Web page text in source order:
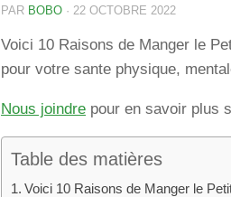
PAR BOBO · 22 OCTOBRE 2022
Voici 10 Raisons de Manger le
pour votre sante physique,
Nous joindre pour en savoir plus
Table des matières
Voici 10 Raisons de Manger le